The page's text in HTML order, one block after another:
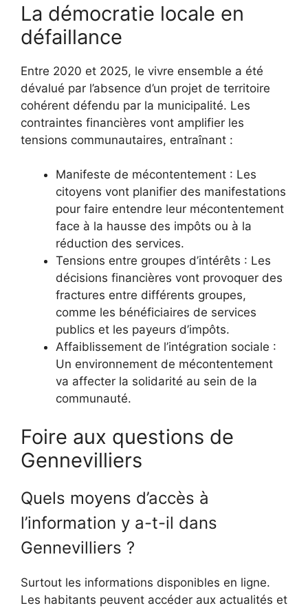
La démocratie locale en
défaillance
Entre 2020 et 2025, le vivre ensemble a été
dévalué par l’absence d’un projet de territoire
cohérent défendu par la municipalité. Les
contraintes financières vont amplifier les
tensions communautaires, entraînant :
Manifeste de mécontentement : Les
citoyens vont planifier des manifestations
pour faire entendre leur mécontentement
face à la hausse des impôts ou à la
réduction des services.
Tensions entre groupes d’intérêts : Les
décisions financières vont provoquer des
fractures entre différents groupes,
comme les bénéficiaires de services
publics et les payeurs d’impôts.
Affaiblissement de l’intégration sociale :
Un environnement de mécontentement
va affecter la solidarité au sein de la
communauté.
Foire aux questions de
Gennevilliers
Quels moyens d’accès à
l’information y a-t-il dans
Gennevilliers ?
Surtout les informations disponibles en ligne.
Les habitants peuvent accéder aux actualités et